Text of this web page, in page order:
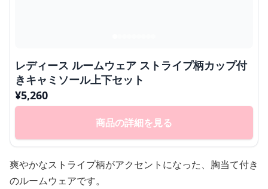
レディース ルームウェア ストライプ柄カップ付
きキャミソール上下セット
¥5,260
商品の詳細を見る
爽やかなストライプ柄がアクセントになった、胸当て付き
のルームウェアです。